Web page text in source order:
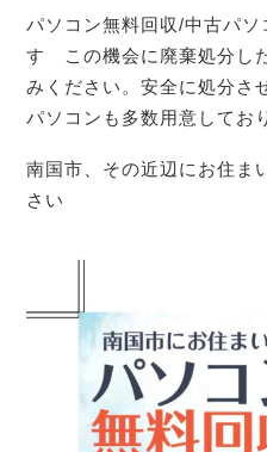
パソコン無料回収/中古パ
す この機会に廃棄処分し
みください。安全に処分
パソコンも多数用意してお
南国市、その近辺にお住ま
さい